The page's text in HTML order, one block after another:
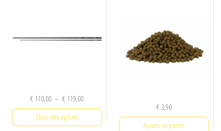
€ 110,00 – € 119,00Plage
de
Choix des options
€3,90
Ajouter au panier